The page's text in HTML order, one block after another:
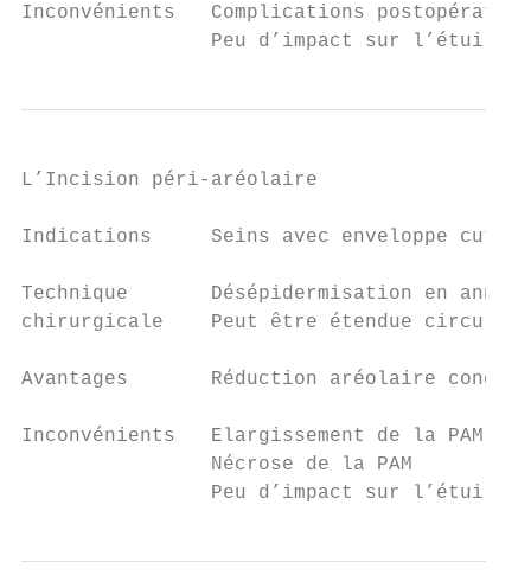
Inconvénients   Complications
Peu d’impact sur l’étui
L’Incision péri-aréolaire
Indications     Seins avec enveloppe
Technique       Désépidermisation en
chirurgicale    Peut être étendue
Avantages       Réduction aréolaire
Inconvénients   Elargissement de la PAM
                Nécrose de la PAM
Peu d’impact sur l’étui